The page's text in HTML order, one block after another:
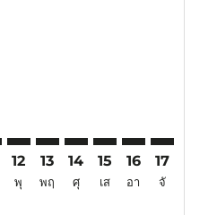
12
พุ
13
พฤ
14
ศุ
15
เส
16
อา
17
จั